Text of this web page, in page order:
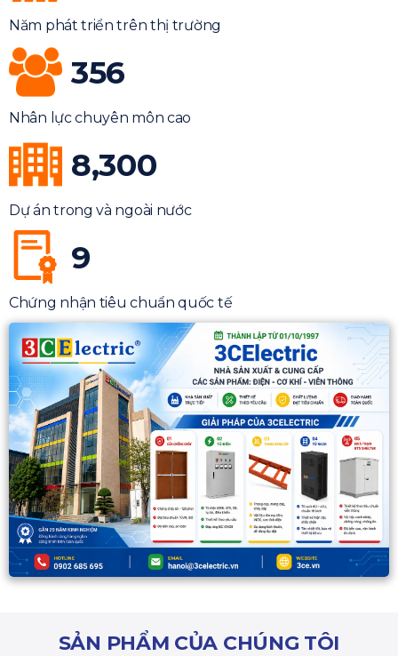
Năm phát triển trên thị trường
356
Nhân lực chuyên môn cao
8,300
Dự án trong và ngoài nước
9
Chứng nhận tiêu chuẩn quốc tế
SẢN PHẨM CỦA CHÚNG TÔI